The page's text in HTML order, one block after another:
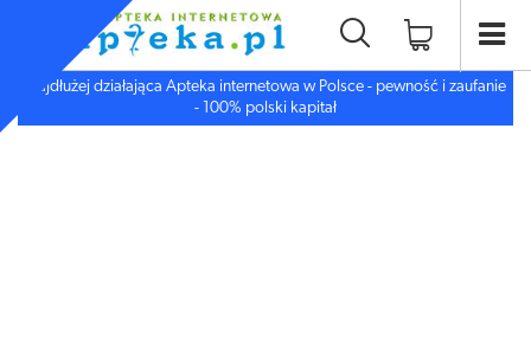
Najdłużej działająca Apteka internetowa w Polsce - pewność i zaufanie
- 100% polski kapitał